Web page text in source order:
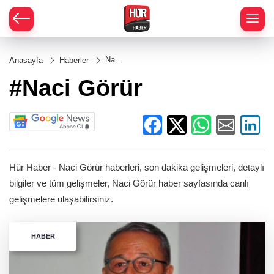
Anasayfa Haberler
Naci
#Naci Görür
Hür Haber - Naci Görür haberleri, son dakika gelişmeleri, detaylı
bilgiler ve tüm gelişmeler, Naci Görür haber sayfasında canlı
gelişmelere ulaşabilirsiniz.
HABER